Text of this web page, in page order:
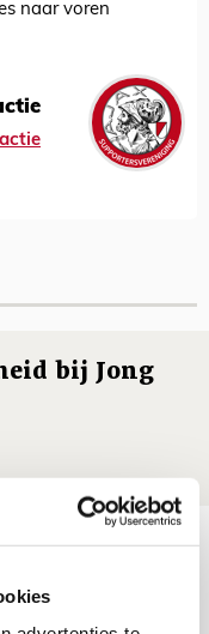
naar voren
bij Jong
naar uitduel